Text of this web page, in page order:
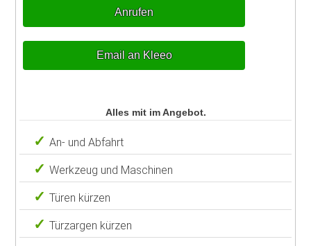
Anrufen
Email an Kleeo
Alles mit im Angebot.
An- und Abfahrt
Werkzeug und Maschinen
Türen kürzen
Türzargen kürzen